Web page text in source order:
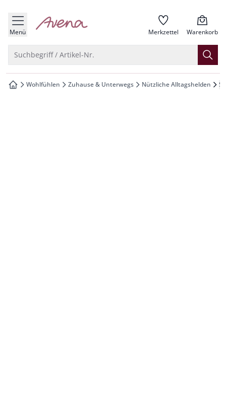
springen
springen
springen
springen
Menü zur Startseite Merkzettel Warenkorb
Suchbegriff / Artikel-Nr.
zur Startseite
Wohlfühlen Zuhause & Unterwegs Nützliche Alltagshelden